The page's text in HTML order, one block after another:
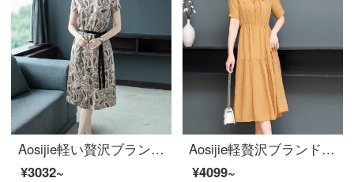
Aosijie軽い贅沢ブランドの婦人服プリント半袖ワンピース女性2020夏新作はウエストが細く見える子供ネックの弾力性のあるサテンファッション復古中のロングスカートの女性アンズ色Mです。
¥3032~
Aosijie軽贅沢ブランド婦人服2020夏新作シフォンの花柄ワンピース女性韓国版ファッションのビッグサイズがゆったりしています。
¥4099~